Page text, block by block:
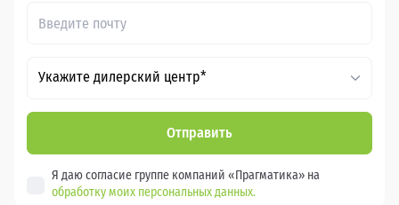
Укажите дилерский центр*
Отправить
Я даю согласие группе компаний «Прагматика» на
обработку моих персональных данных.